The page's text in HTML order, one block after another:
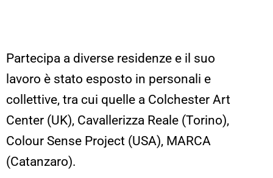
Partecipa a diverse residenze e il suo
lavoro è stato esposto in personali e
collettive, tra cui quelle a Colchester Art
Center (UK), Cavallerizza Reale (Torino),
Colour Sense Project (USA), MARCA
(Catanzaro).